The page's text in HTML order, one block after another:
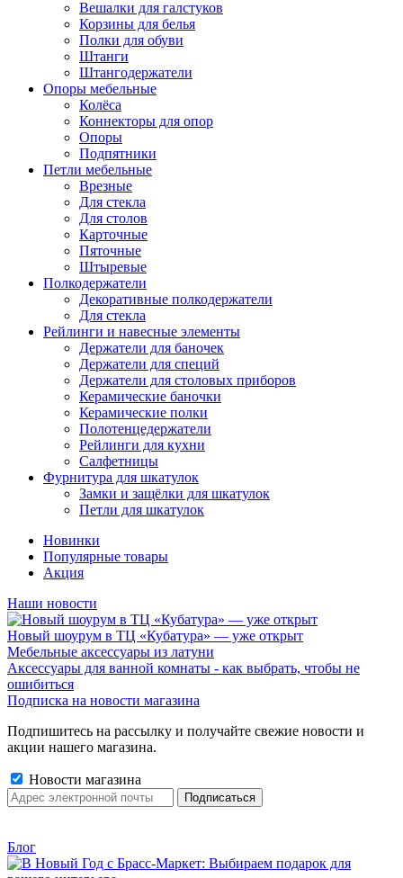
Вешалки для галстуков
Корзины для белья
Полки для обуви
Штанги
Штангодержатели
Опоры мебельные
Колёса
Коннекторы для опор
Опоры
Подпятники
Петли мебельные
Врезные
Для стекла
Для столов
Карточные
Пяточные
Штыревые
Полкодержатели
Декоративные полкодержатели
Для стекла
Рейлинги и навесные элементы
Держатели для баночек
Держатели для специй
Держатели для столовых приборов
Керамические баночки
Керамические полки
Полотенцедержатели
Рейлинги для кухни
Салфетницы
Фурнитура для шкатулок
Замки и защёлки для шкатулок
Петли для шкатулок
Новинки
Популярные товары
Акция
Наши новости
Новый шоурум в ТЦ «Кубатура» — уже открыт
Мебельные аксессуары из латуни
Аксессуары для ванной комнаты - как выбрать, чтобы не
ошибиться
Подписка на новости магазина
Подпишитесь на рассылку и получайте свежие новости и
акции нашего магазина.
Новости магазина
Блог